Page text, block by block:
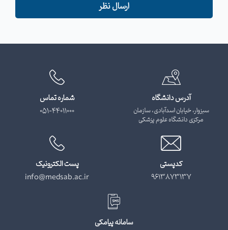
ارسال نظر
آدرس دانشگاه
سبزوار، خیابان اسدآبادی، سازمان
مرکزی دانشگاه علوم پزشکی
شماره تماس
051-44011000
کدپستی
9613873137
پست الکترونیک
info@medsab.ac.ir
سامانه پیامکی